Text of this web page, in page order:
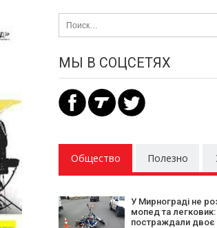
Найти:
МЫ В СОЦСЕТЯХ
Общество Полезно
У Мирнограді не
мопед та легковик:
постраждали двоє